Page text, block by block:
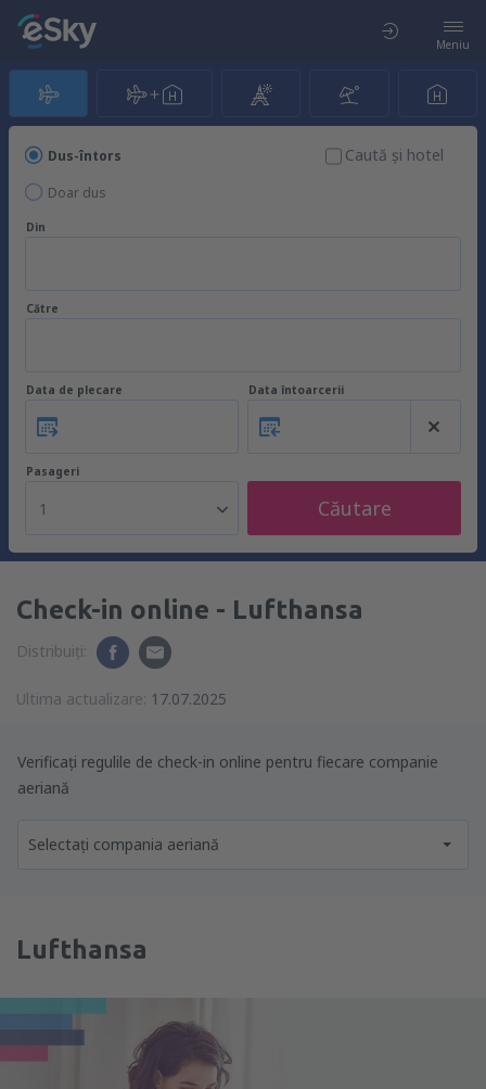
Meniu
Dus-întors
Doar dus
Caută şi hotel
Din
Către
Data de plecare Data întoarcerii
Pasageri
1 Căutare
Check-in online - Lufthansa
Distribuiți:
Ultima actualizare: 17.07.2025
Verificați regulile de check-in online pentru fiecare companie
aeriană
Selectați compania aeriană
Lufthansa